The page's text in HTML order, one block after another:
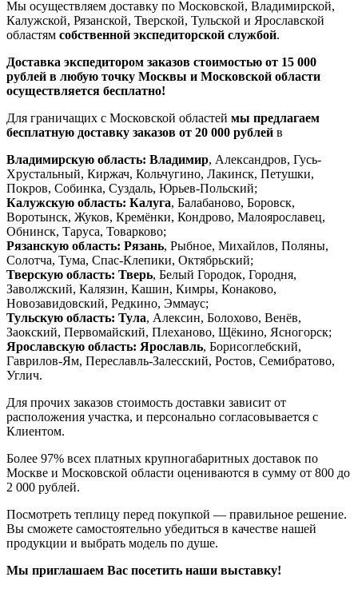
Мы осуществляем доставку по Московской, Владимирской,
Калужской, Рязанской, Тверской, Тульской и Ярославской
областям собственной экспедиторской службой.
Доставка экспедитором заказов стоимостью от 15 000
рублей в любую точку Москвы и Московской области
осуществляется бесплатно!
Для граничащих с Московской областей мы предлагаем
бесплатную доставку заказов от 20 000 рублей в
Владимирскую область: Владимир, Александров, Гусь-
Хрустальный, Киржач, Кольчугино, Лакинск, Петушки,
Покров, Собинка, Суздаль, Юрьев-Польский;
Калужскую область: Калуга, Балабаново, Боровск,
Воротынск, Жуков, Кремёнки, Кондрово, Малоярославец,
Обнинск, Таруса, Товарково;
Рязанскую область: Рязань, Рыбное, Михайлов, Поляны,
Солотча, Тума, Спас-Клепики, Октябрьский;
Тверскую область: Тверь, Белый Городок, Городня,
Заволжский, Калязин, Кашин, Кимры, Конаково,
Новозавидовский, Редкино, Эммаус;
Тульскую область: Тула, Алексин, Болохово, Венёв,
Заокский, Первомайский, Плеханово, Щёкино, Ясногорск;
Ярославскую область: Ярославль, Борисоглебский,
Гаврилов-Ям, Переславль-Залесский, Ростов, Семибратово,
Углич.
Для прочих заказов стоимость доставки зависит от
расположения участка, и персонально согласовывается с
Клиентом.
Более 97% всех платных крупногабаритных доставок по
Москве и Московской области оцениваются в сумму от 800 до
2 000 рублей.
Посмотреть теплицу перед покупкой — правильное решение.
Вы сможете самостоятельно убедиться в качестве нашей
продукции и выбрать модель по душе.
Мы приглашаем Вас посетить наши выставку!